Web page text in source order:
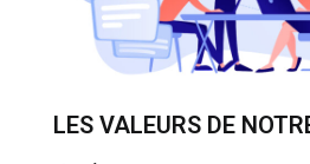
LES VALEURS DE